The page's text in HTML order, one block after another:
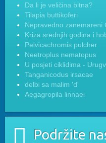
Da li je veličina bitna?
Tilapia buttikoferi
Nepravedno zanemareni
Kriza srednjih godina i
Pelvicachromis pulcher
Neetroplus nematopus
U posjeti ciklidima -
Tanganicodus irsacae
delbi sa malim 'd'
Aegagropila linnaei
Podržite